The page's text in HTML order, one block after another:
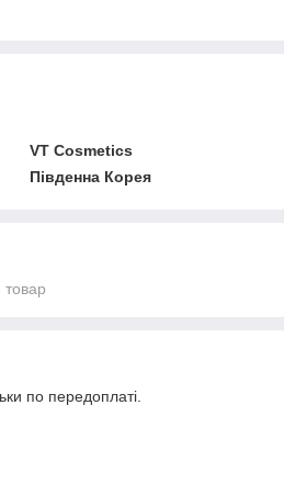
VT Cosmetics
Південна Корея
товар
по передоплаті.